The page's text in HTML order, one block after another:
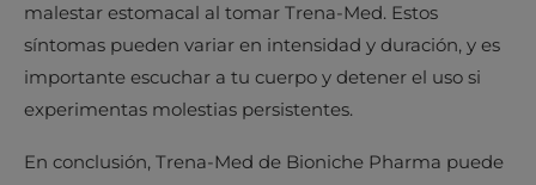
malestar estomacal al tomar Trena-Med. Estos
síntomas pueden variar en intensidad y duración, y es
importante escuchar a tu cuerpo y detener el uso si
experimentas molestias persistentes.
En conclusión, Trena-Med de Bioniche Pharma puede